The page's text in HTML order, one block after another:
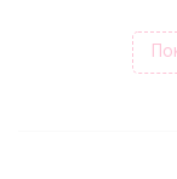
предложить вам
качество работы